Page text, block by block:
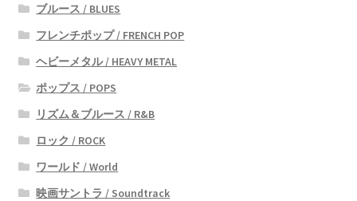
ブルース / BLUES
フレンチポップ / FRENCH POP
ヘビーメタル / HEAVY METAL
ポップス / POPS
リズム＆ブルース / R&B
ロック / ROCK
ワールド / World
映画サントラ / Soundtrack